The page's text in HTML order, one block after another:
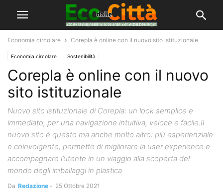
Economia circolare Corepla è online con il nuovo sito istituzionale
Economia circolare Sostenibilità
Corepla è online con il nuovo
sito istituzionale
Nuovo sito istituzionale di Corepla: un look semplice e
immediato, per una navigazione intuitiva, veloce e facile.Il
nuovo sito è questo ma anche molto altro: più esperienziale
e coinvolgente, permette di migliorare la user experience e
accompagnare l’utente in un viaggio alla scoperta del
mondo degli imballaggi in plastica
Da Redazione - 25 Ottobre 2021